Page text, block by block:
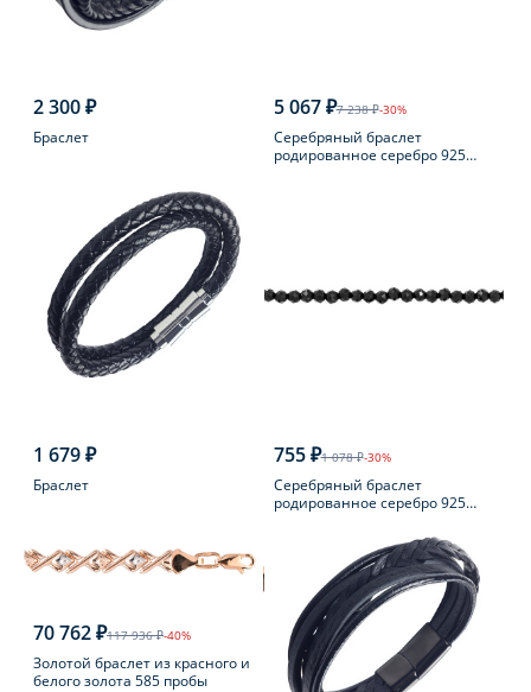
2 300 ₽
Браслет
5 067 ₽7 238 ₽-30%
Серебряный браслет
родированное серебро 925
1 679 ₽
Браслет
755 ₽1 078 ₽-30%
Серебряный браслет
родированное серебро 925
70 762 ₽117 936 ₽-40%
Золотой браслет из красного и
белого золота 585 пробы